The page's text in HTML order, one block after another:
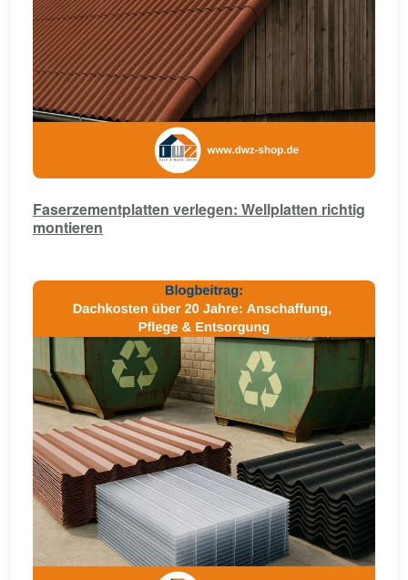
Faserzementplatten verlegen: Wellplatten richtig
montieren